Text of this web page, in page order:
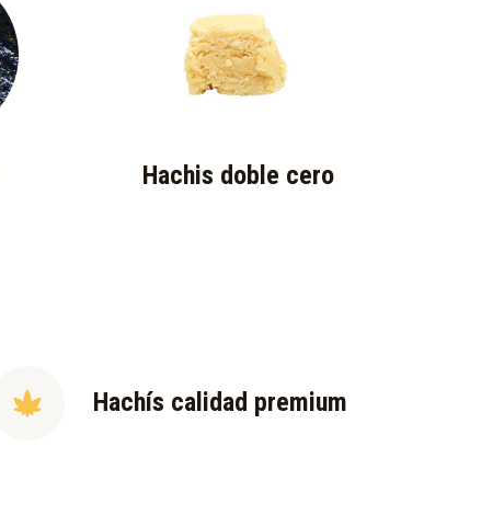
Hachis doble cero
Hachís calidad premium